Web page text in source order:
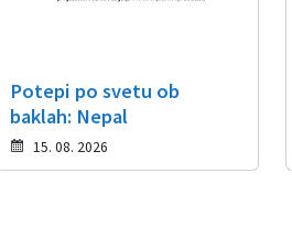
Potepi po svetu ob
baklah: Nepal
15. 08. 2026